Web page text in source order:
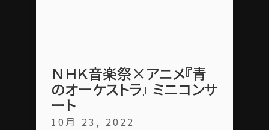
ＮＨＫ音楽祭×アニメ『青
のオーケストラ』 ミニコンサ
ート
10月 23, 2022